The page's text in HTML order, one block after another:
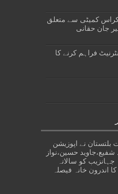
کمیٹی سے متعلق
جان حقانی
فراہم کرنے کا
نے اپوزیشن
حسین،نواز
کو سالانہ
اندرون خانہ فیصلہ